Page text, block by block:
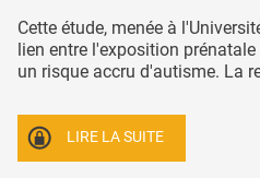
Cette étude, menée à
lien entre l'exposition
un risque accru d'autisme. La
LIRE LA SUITE